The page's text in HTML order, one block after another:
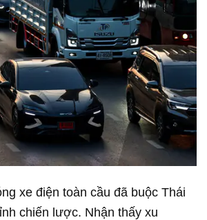
xe điện toàn cầu đã buộc Thái
chiến lược. Nhận thấy xu